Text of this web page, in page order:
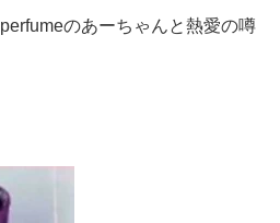
のあーちゃんと熱愛の噂